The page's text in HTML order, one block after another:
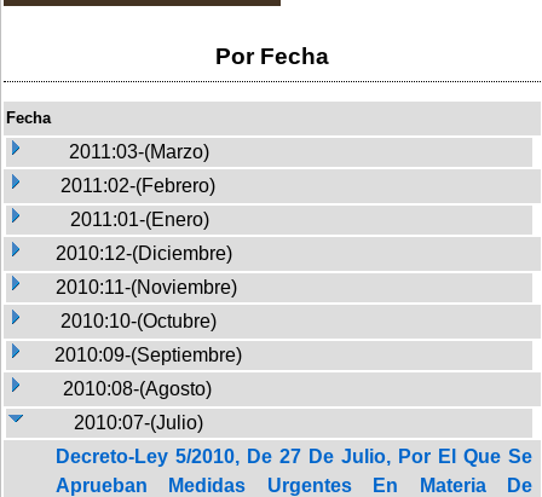
Por Fecha
Fecha
2011:03-(Marzo)
2011:02-(Febrero)
2011:01-(Enero)
2010:12-(Diciembre)
2010:11-(Noviembre)
2010:10-(Octubre)
2010:09-(Septiembre)
2010:08-(Agosto)
2010:07-(Julio)
Decreto-Ley 5/2010, De 27 De Julio, Por El Que Se
Aprueban Medidas Urgentes En Materia De